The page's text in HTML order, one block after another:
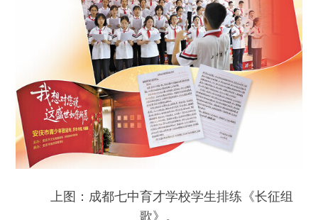
上图：成都七中育才学校学生排练《长征组
歌》。